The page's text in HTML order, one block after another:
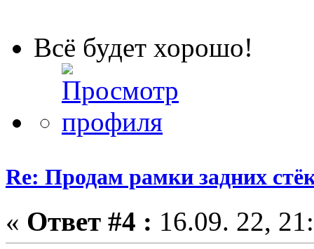
Всё будет хорошо!
Re: Продам рамки задних
« Ответ #4 : 16.09. 22,